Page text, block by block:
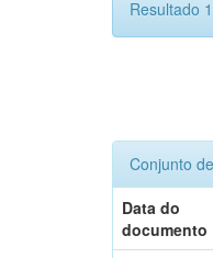
Resultado
Conjunto
Data do
documento